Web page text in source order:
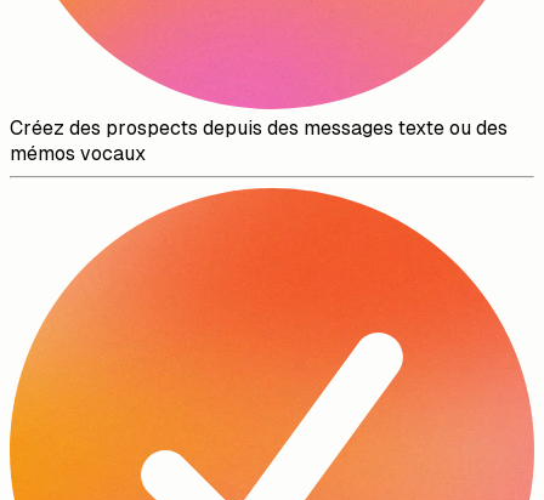
Créez des prospects depuis des messages texte ou des
mémos vocaux